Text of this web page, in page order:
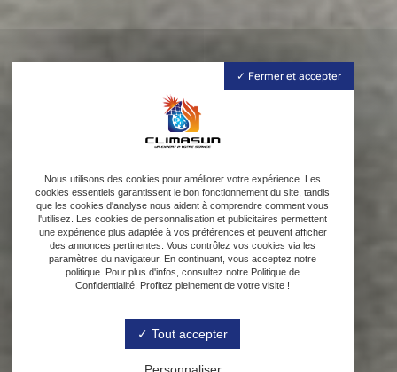
Fermer et accepter
Nous utilisons des cookies pour améliorer votre expérience. Les
cookies essentiels garantissent le bon fonctionnement du site, tandis
que les cookies d'analyse nous aident à comprendre comment vous
l'utilisez. Les cookies de personnalisation et publicitaires permettent
une expérience plus adaptée à vos préférences et peuvent afficher
des annonces pertinentes. Vous contrôlez vos cookies via les
paramètres du navigateur. En continuant, vous acceptez notre
politique. Pour plus d'infos, consultez notre Politique de
Confidentialité. Profitez pleinement de votre visite !
Tout accepter